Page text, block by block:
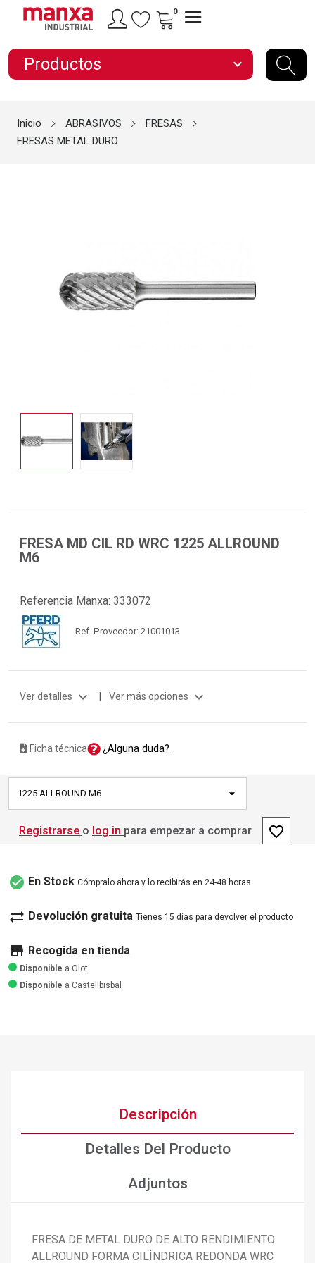
0
Productos expand_more
Inicio ABRASIVOS
FRESAS
FRESAS METAL DURO
FRESA MD CIL RD WRC 1225 ALLROUND
M6
Referencia Manxa: 333072
Ref. Proveedor: 21001013
Ver detalles expand_more | Ver más opciones expand_more
Ficha técnica ¿Alguna duda?
1225 ALLROUND M6
Registrarse o log in para empezar a comprar favorite_border
check_circle En Stock Cómpralo ahora y lo recibirás en 24-48 horas
sync_alt Devolución gratuita Tienes 15 días para devolver el producto
store Recogida en tienda
Disponible a Olot
Disponible a Castellbisbal
Descripción
Detalles Del Producto
Adjuntos
FRESA DE METAL DURO DE ALTO RENDIMIENTO
ALLROUND FORMA CILÍNDRICA REDONDA WRC